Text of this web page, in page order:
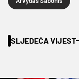
SLJEDEĆA VIJEST